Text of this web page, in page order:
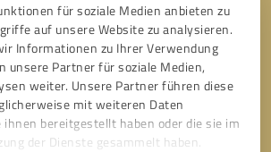
für soziale Medien anbieten zu
auf unsere Website zu analysieren.
Informationen zu Ihrer Verwendung
unsere Partner für soziale Medien,
weiter. Unsere Partner führen diese
mit weiteren Daten
ihnen bereitgestellt haben oder die sie im
der Dienste gesammelt haben.